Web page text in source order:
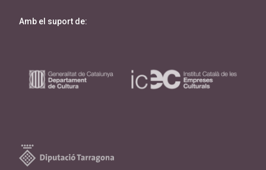
Amb el suport de: